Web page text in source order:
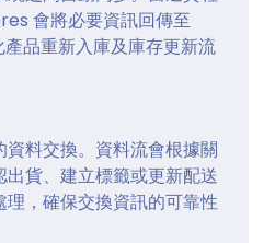
會將必要資訊回傳至
品重新入庫及庫存更新流
資料交換。資料流會根據關
貨、建立標籤或更新配送
，確保交換資訊的可靠性